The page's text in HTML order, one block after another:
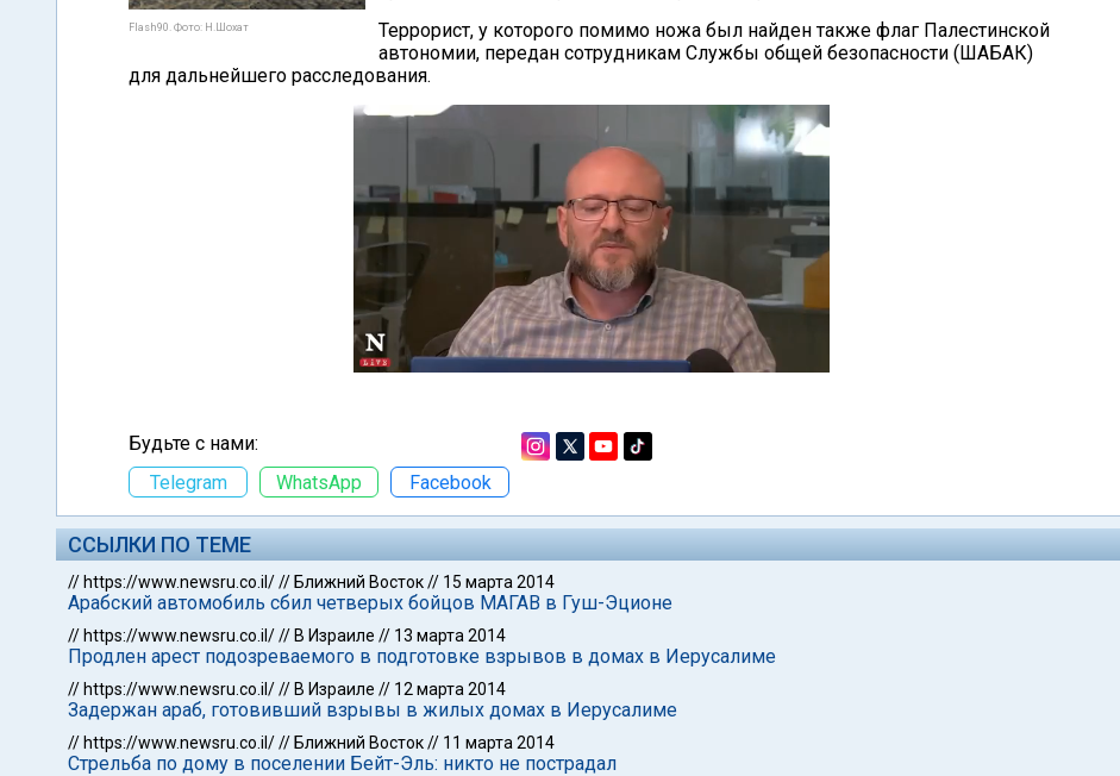
Flash90. Фото: Н.Шохат
Террорист, у которого помимо ножа был найден также флаг Палестинской
автономии, передан сотрудникам Службы общей безопасности (ШАБАК)
для дальнейшего расследования.
Будьте с нами:
Telegram
WhatsApp Facebook
ССЫЛКИ ПО ТЕМЕ
// https://www.newsru.co.il/// Ближний Восток// 15 марта 2014
Арабский автомобиль сбил четверых бойцов МАГАВ в Гуш-Эционе
// https://www.newsru.co.il/// В Израиле // 13 марта 2014
Продлен арест подозреваемого в подготовке взрывов в домах в Иерусалиме
// https://www.newsru.co.il/// В Израиле // 12 марта 2014
Задержан араб, готовивший взрывы в жилых домах в Иерусалиме
// https://www.newsru.co.il/// Ближний Восток// 11 марта 2014
Стрельба по дому в поселении Бейт-Эль: никто не пострадал